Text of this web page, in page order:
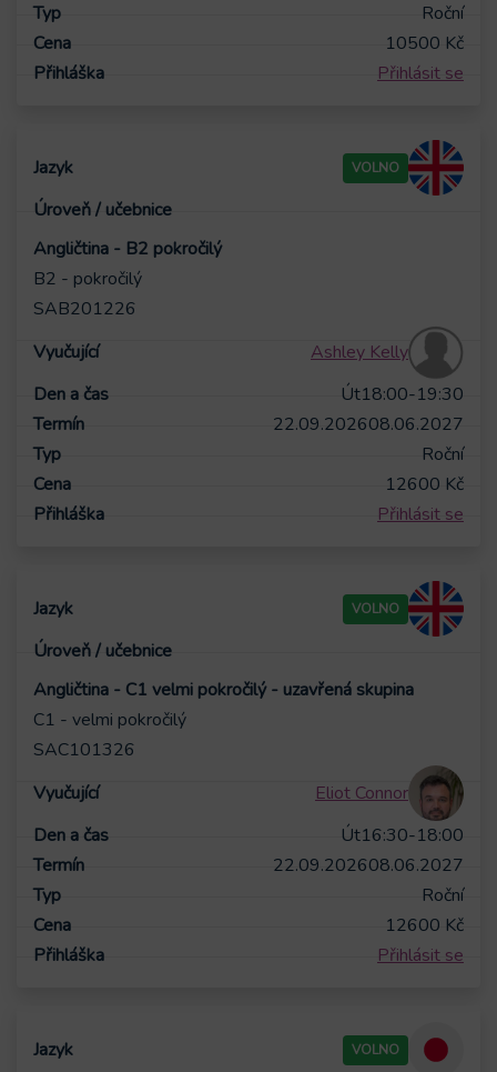
Roční
10500 Kč
Přihlásit se
VOLNO
Angličtina - B2 pokročilý
B2 - pokročilý
SAB201226
Ashley Kelly
Út18:00-19:30
22.09.202608.06.2027
Roční
12600 Kč
Přihlásit se
VOLNO
Angličtina - C1 velmi pokročilý - uzavřená skupina
C1 - velmi pokročilý
SAC101326
Eliot Connor
Út16:30-18:00
22.09.202608.06.2027
Roční
12600 Kč
Přihlásit se
VOLNO